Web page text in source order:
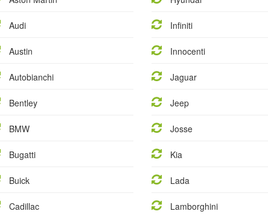
Audi
Austin
Autobianchi
Bentley
BMW
Bugatti
Buick
Cadillac
Infiniti
Innocenti
Jaguar
Jeep
Josse
Kia
Lada
Lamborghini